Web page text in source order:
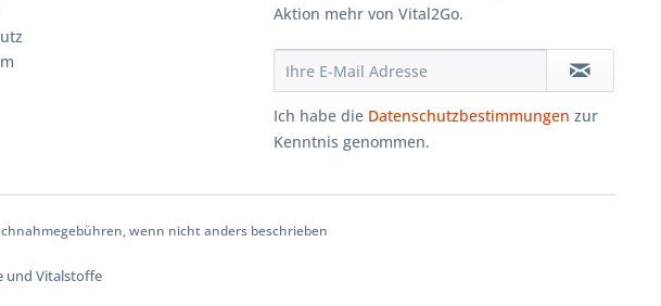
Aktion mehr von Vital2Go.
Ich habe die Datenschutzbestimmungen zur
Kenntnis genommen.
wenn nicht anders beschrieben
und Vitalstoffe